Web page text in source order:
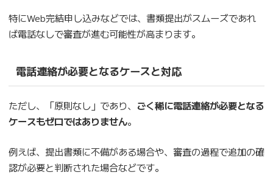
特にWeb完結申し込みなどでは、書類提出がスムーズであれ
ば電話なしで審査が進む可能性が高まります。
電話連絡が必要となるケースと対応
ただし、「原則なし」であり、 ごく稀に電話連絡が必要となる
ケースもゼロではありません。
例えば、提出書類に不備がある場合や、審査の過程で追加の確
認が必要と判断された場合などです。